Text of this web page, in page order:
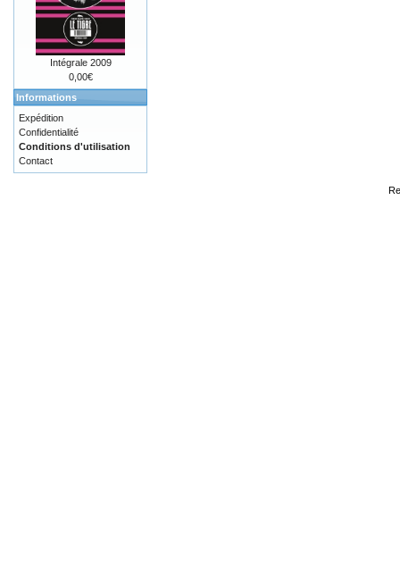
Intégrale 2009
0,00€
Informations
Expédition
Confidentialité
Conditions d'utilisation
Contact